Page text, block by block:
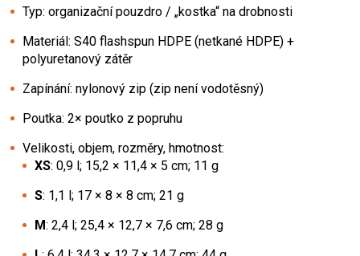
Typ: organizační pouzdro / „kostka“ na drobnosti
Materiál: S40 flashspun HDPE (netkané HDPE) +
polyuretanový zátěr
Zapínání: nylonový zip (zip není vodotěsný)
Poutka: 2× poutko z popruhu
Velikosti, objem, rozměry, hmotnost:
XS: 0,9 l; 15,2 × 11,4 × 5 cm; 11 g
S: 1,1 l; 17 × 8 × 8 cm; 21 g
M: 2,4 l; 25,4 × 12,7 × 7,6 cm; 28 g